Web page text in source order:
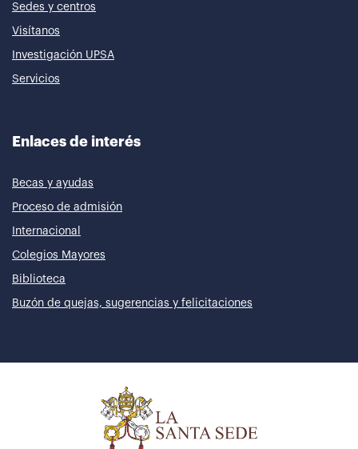
Sedes y centros
Visítanos
Investigación UPSA
Servicios
Enlaces de interés
Becas y ayudas
Proceso de admisión
Internacional
Colegios Mayores
Biblioteca
Buzón de quejas, sugerencias y felicitaciones